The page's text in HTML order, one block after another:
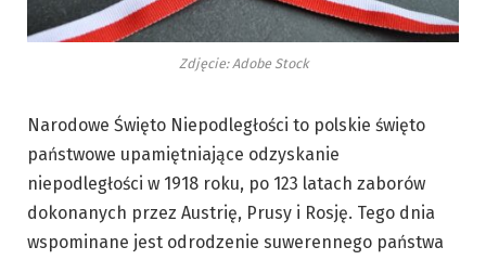
Zdjęcie: Adobe Stock
Narodowe Święto Niepodległości to polskie święto
państwowe upamiętniające odzyskanie
niepodległości w 1918 roku, po 123 latach zaborów
dokonanych przez Austrię, Prusy i Rosję. Tego dnia
wspominane jest odrodzenie suwerennego państwa